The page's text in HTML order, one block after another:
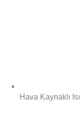
Hava Kaynaklı